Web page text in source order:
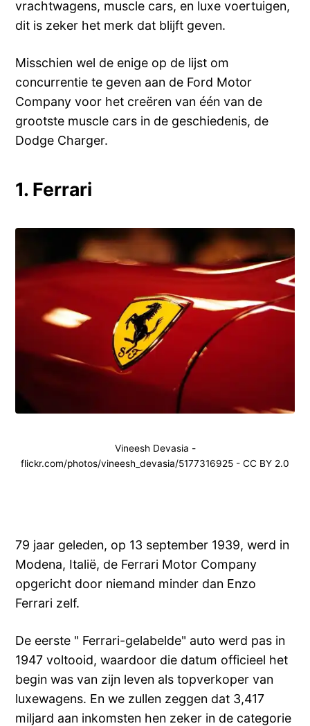
vrachtwagens, muscle cars, en luxe voertuigen,
dit is zeker het merk dat blijft geven.
Misschien wel de enige op de lijst om
concurrentie te geven aan de Ford Motor
Company voor het creëren van één van de
grootste muscle cars in de geschiedenis, de
Dodge Charger.
1. Ferrari
Vineesh Devasia -
flickr.com/photos/vineesh_devasia/5177316925 - CC BY 2.0
79 jaar geleden, op 13 september 1939, werd in
Modena, Italië, de Ferrari Motor Company
opgericht door niemand minder dan Enzo
Ferrari zelf.
De eerste " Ferrari-gelabelde" auto werd pas in
1947 voltooid, waardoor die datum officieel het
begin was van zijn leven als topverkoper van
luxewagens. En we zullen zeggen dat 3,417
miljard aan inkomsten hen zeker in de categorie